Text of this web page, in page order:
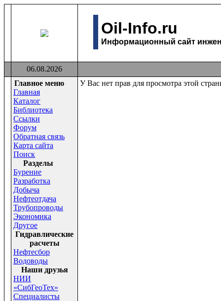
Oil-Info.ru
Информационный сайт
06.08.2026
Главное меню
Главная
Каталог
Библиотека
Ссылки
Форум
Обратная связь
Карта сайта
Поиск
Раздeлы
Бурение
Разработка
Добыча
Нефтеотдача
Трубопроводы
Экономика
Другое
Гидравлические
расчеты
Нефтесбор
Водоводы
Наши друзья
НИИ
«СибГеоТех»
Специалисты
У Вас нет прав для просмотра этой